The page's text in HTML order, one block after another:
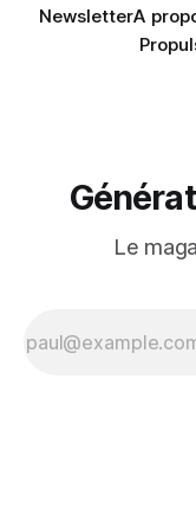
NewsletterA
Le